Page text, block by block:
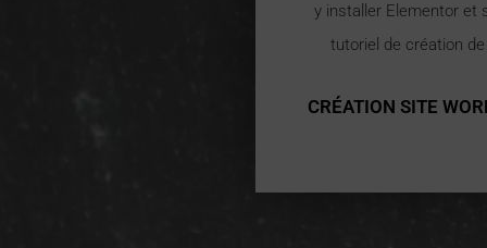
y installer Elementor et
tutoriel de création
CRÉATION SITE